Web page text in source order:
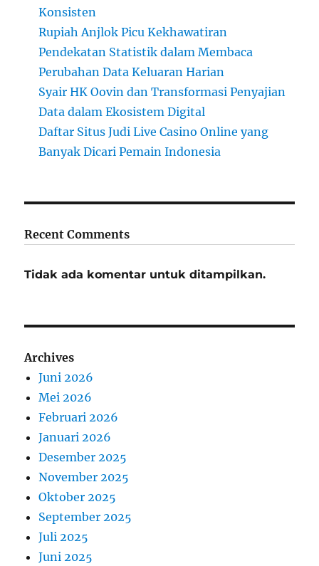
Konsisten
Rupiah Anjlok Picu Kekhawatiran
Pendekatan Statistik dalam Membaca
Perubahan Data Keluaran Harian
Syair HK Oovin dan Transformasi Penyajian
Data dalam Ekosistem Digital
Daftar Situs Judi Live Casino Online yang
Banyak Dicari Pemain Indonesia
Recent Comments
Tidak ada komentar untuk ditampilkan.
Archives
Juni 2026
Mei 2026
Februari 2026
Januari 2026
Desember 2025
November 2025
Oktober 2025
September 2025
Juli 2025
Juni 2025